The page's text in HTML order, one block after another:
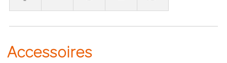
Accessoires